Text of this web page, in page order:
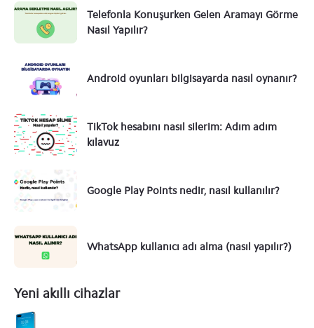
Telefonla Konuşurken Gelen Aramayı Görme
Nasıl Yapılır?
Android oyunları bilgisayarda nasıl oynanır?
TikTok hesabını nasıl silerim: Adım adım
kılavuz
Google Play Points nedir, nasıl kullanılır?
WhatsApp kullanıcı adı alma (nasıl yapılır?)
Yeni akıllı cihazlar